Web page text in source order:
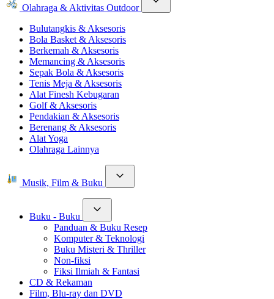
Olahraga & Aktivitas Outdoor
Bulutangkis & Aksesoris
Bola Basket & Aksesoris
Berkemah & Aksesoris
Memancing & Aksesoris
Sepak Bola & Aksesoris
Tenis Meja & Aksesoris
Alat Finesh Kebugaran
Golf & Aksesoris
Pendakian & Aksesoris
Berenang & Aksesoris
Alat Yoga
Olahraga Lainnya
Musik, Film & Buku
Buku - Buku
Panduan & Buku Resep
Komputer & Teknologi
Buku Misteri & Thriller
Non-fiksi
Fiksi Ilmiah & Fantasi
CD & Rekaman
Film, Blu-ray dan DVD